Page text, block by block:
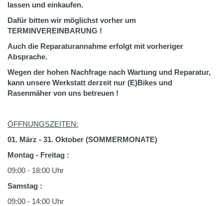
lassen und einkaufen.
Dafür bitten wir möglichst vorher um
TERMINVEREINBARUNG !
Auch die Reparaturannahme erfolgt mit vorheriger
Absprache.
Wegen der hohen Nachfrage nach Wartung und Reparatur,
kann unsere Werkstatt derzeit nur (E)Bikes und
Rasenmäher von uns betreuen !
ÖFFNUNGSZEITEN:
01. März - 31. Oktober (SOMMERMONATE)
Montag - Freitag :
09:00 - 18:00 Uhr
Samstag :
09:00 - 14:00 Uhr